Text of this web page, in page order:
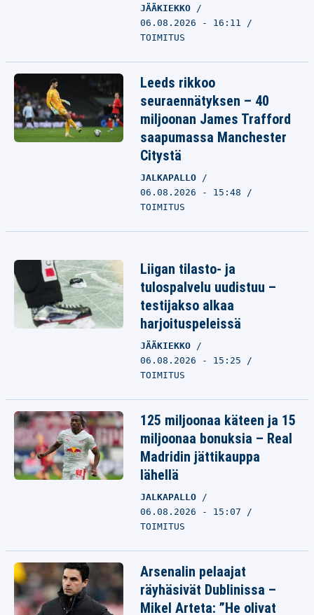
JÄÄKIEKKO
06.08.2026 - 16:11
TOIMITUS
Leeds rikkoo
seuraennätyksen – 40
miljoonan James Trafford
saapumassa Manchester
Citystä
JALKAPALLO
06.08.2026 - 15:48
TOIMITUS
Liigan tilasto- ja
tulospalvelu uudistuu –
testijakso alkaa
harjoituspeleissä
JÄÄKIEKKO
06.08.2026 - 15:25
TOIMITUS
125 miljoonaa käteen ja 15
miljoonaa bonuksia – Real
Madridin jättikauppa
lähellä
JALKAPALLO
06.08.2026 - 15:07
TOIMITUS
Arsenalin pelaajat
räyhäsivät Dublinissa –
Mikel Arteta: ”He olivat